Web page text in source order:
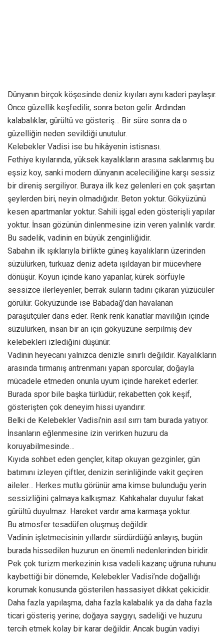
Dünyanın birçok köşesinde deniz kıyıları aynı kaderi paylaşır.
Önce güzellik keşfedilir, sonra beton gelir. Ardından
kalabalıklar, gürültü ve gösteriş… Bir süre sonra da o
güzelliğin neden sevildiği unutulur.
Kelebekler Vadisi ise bu hikâyenin istisnası.
Fethiye kıyılarında, yüksek kayalıkların arasına saklanmış bu
eşsiz koy, sanki modern dünyanın aceleciliğine karşı sessiz
bir direniş sergiliyor. Buraya ilk kez gelenleri en çok şaşırtan
şeylerden biri, neyin olmadığıdır. Beton yoktur. Gökyüzünü
kesen apartmanlar yoktur. Sahili işgal eden gösterişli yapılar
yoktur. İnsan gözünün dinlenmesine izin veren yalınlık vardır.
Bu sadelik, vadinin en büyük zenginliğidir.
Sabahın ilk ışıklarıyla birlikte güneş kayalıkların üzerinden
süzülürken, turkuaz deniz adeta ışıldayan bir mücevhere
dönüşür. Koyun içinde kano yapanlar, kürek sörfüyle
sessizce ilerleyenler, berrak suların tadını çıkaran yüzücüler
görülür. Gökyüzünde ise Babadağ’dan havalanan
paraşütçüler dans eder. Renk renk kanatlar maviliğin içinde
süzülürken, insan bir an için gökyüzüne serpilmiş dev
kelebekleri izlediğini düşünür.
Vadinin heyecanı yalnızca denizle sınırlı değildir. Kayalıkların
arasında tırmanış antrenmanı yapan sporcular, doğayla
mücadele etmeden onunla uyum içinde hareket ederler.
Burada spor bile başka türlüdür; rekabetten çok keşif,
gösterişten çok deneyim hissi uyandırır.
Belki de Kelebekler Vadisi’nin asıl sırrı tam burada yatıyor.
İnsanların eğlenmesine izin verirken huzuru da
koruyabilmesinde…
Kıyıda sohbet eden gençler, kitap okuyan gezginler, gün
batımını izleyen çiftler, denizin serinliğinde vakit geçiren
aileler… Herkes mutlu görünür ama kimse bulunduğu yerin
sessizliğini çalmaya kalkışmaz. Kahkahalar duyulur fakat
gürültü duyulmaz. Hareket vardır ama karmaşa yoktur.
Bu atmosfer tesadüfen oluşmuş değildir.
Vadinin işletmecisinin yıllardır sürdürdüğü anlayış, bugün
burada hissedilen huzurun en önemli nedenlerinden biridir.
Pek çok turizm merkezinin kısa vadeli kazanç uğruna ruhunu
kaybettiği bir dönemde, Kelebekler Vadisi’nde doğallığı
korumak konusunda gösterilen hassasiyet dikkat çekicidir.
Daha fazla yapılaşma, daha fazla kalabalık ya da daha fazla
ticari gösteriş yerine; doğaya saygıyı, sadeliği ve huzuru
tercih etmek kolay bir karar değildir. Ancak bugün vadiyi